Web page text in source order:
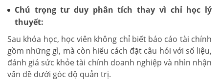
Chú trọng tư duy phân tích thay vì chỉ học lý
thuyết:
Sau khóa học, học viên không chỉ biết báo cáo tài chính
gồm những gì, mà còn hiểu cách đặt câu hỏi với số liệu,
đánh giá sức khỏe tài chính doanh nghiệp và nhìn nhận
vấn đề dưới góc độ quản trị.